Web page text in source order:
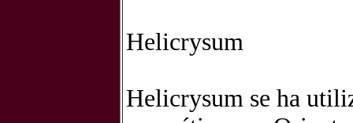
Helicrysum
Helicrysum se ha